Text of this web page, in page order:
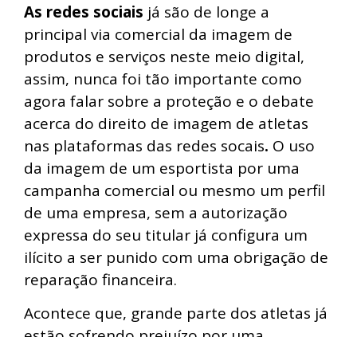
As redes sociais já são de longe a
principal via comercial da imagem de
produtos e serviços neste meio digital,
assim, nunca foi tão importante como
agora falar sobre a proteção e o debate
acerca do direito de imagem de atletas
nas plataformas das redes socais. O uso
da imagem de um esportista por uma
campanha comercial ou mesmo um perfil
de uma empresa, sem a autorização
expressa do seu titular já configura um
ilícito a ser punido com uma obrigação de
reparação financeira.
Acontece que, grande parte dos atletas já